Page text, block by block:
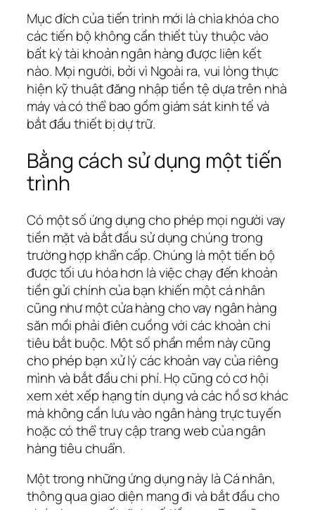
Mục đích của tiến trình mới là chìa khóa cho
các tiến bộ không cần thiết tùy thuộc vào
bất kỳ tài khoản ngân hàng được liên kết
nào. Mọi người, bởi vì Ngoài ra, vui lòng thực
hiện kỹ thuật đăng nhập tiền tệ dựa trên nhà
máy và có thể bao gồm giám sát kinh tế và
bắt đầu thiết bị dự trữ.
Bằng cách sử dụng một tiến
trình
Có một số ứng dụng cho phép mọi người vay
tiền mặt và bắt đầu sử dụng chúng trong
trường hợp khẩn cấp. Chúng là một tiến bộ
được tối ưu hóa hơn là việc chạy đến khoản
tiền gửi chính của bạn khiến một cá nhân
cũng như một cửa hàng cho vay ngân hàng
săn mồi phải điên cuồng với các khoản chi
tiêu bắt buộc. Một số phần mềm này cũng
cho phép bạn xử lý các khoản vay của riêng
mình và bắt đầu chi phí. Họ cũng có cơ hội
xem xét xếp hạng tín dụng và các hồ sơ khác
mà không cần lưu vào ngân hàng trực tuyến
hoặc có thể truy cập trang web của ngân
hàng tiêu chuẩn.
Một trong những ứng dụng này là Cá nhân,
thông qua giao diện mang đi và bắt đầu cho